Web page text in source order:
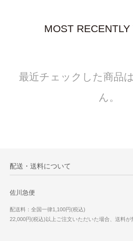
MOST
最近チェックした商品
ん。
配送・送料について
佐川急便
配送料：全国一律1,100円(税込)
22,000円(税込)以上ご注文いただいた場合、送料が